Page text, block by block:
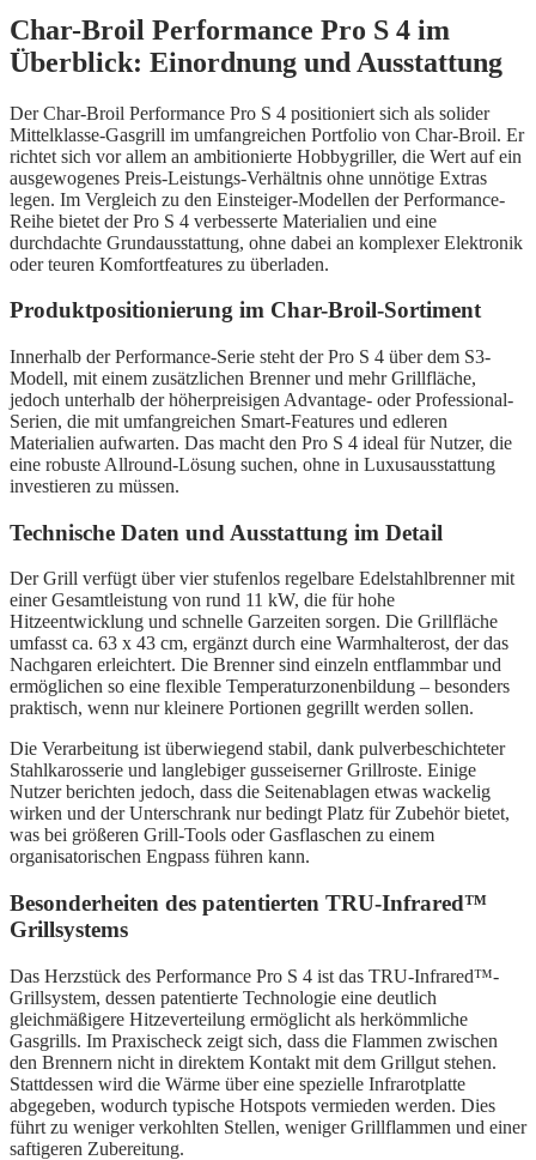
Char-Broil Performance Pro S 4 im
Überblick: Einordnung und Ausstattung
Der Char-Broil Performance Pro S 4 positioniert sich als solider
Mittelklasse-Gasgrill im umfangreichen Portfolio von Char-Broil. Er
richtet sich vor allem an ambitionierte Hobbygriller, die Wert auf ein
ausgewogenes Preis-Leistungs-Verhältnis ohne unnötige Extras
legen. Im Vergleich zu den Einsteiger-Modellen der Performance-
Reihe bietet der Pro S 4 verbesserte Materialien und eine
durchdachte Grundausstattung, ohne dabei an komplexer Elektronik
oder teuren Komfortfeatures zu überladen.
Produktpositionierung im Char-Broil-Sortiment
Innerhalb der Performance-Serie steht der Pro S 4 über dem S3-
Modell, mit einem zusätzlichen Brenner und mehr Grillfläche,
jedoch unterhalb der höherpreisigen Advantage- oder Professional-
Serien, die mit umfangreichen Smart-Features und edleren
Materialien aufwarten. Das macht den Pro S 4 ideal für Nutzer, die
eine robuste Allround-Lösung suchen, ohne in Luxusausstattung
investieren zu müssen.
Technische Daten und Ausstattung im Detail
Der Grill verfügt über vier stufenlos regelbare Edelstahlbrenner mit
einer Gesamtleistung von rund 11 kW, die für hohe
Hitzeentwicklung und schnelle Garzeiten sorgen. Die Grillfläche
umfasst ca. 63 x 43 cm, ergänzt durch eine Warmhalterost, der das
Nachgaren erleichtert. Die Brenner sind einzeln entflammbar und
ermöglichen so eine flexible Temperaturzonenbildung – besonders
praktisch, wenn nur kleinere Portionen gegrillt werden sollen.
Die Verarbeitung ist überwiegend stabil, dank pulverbeschichteter
Stahlkarosserie und langlebiger gusseiserner Grillroste. Einige
Nutzer berichten jedoch, dass die Seitenablagen etwas wackelig
wirken und der Unterschrank nur bedingt Platz für Zubehör bietet,
was bei größeren Grill-Tools oder Gasflaschen zu einem
organisatorischen Engpass führen kann.
Besonderheiten des patentierten TRU-Infrared™
Grillsystems
Das Herzstück des Performance Pro S 4 ist das TRU-Infrared™-
Grillsystem, dessen patentierte Technologie eine deutlich
gleichmäßigere Hitzeverteilung ermöglicht als herkömmliche
Gasgrills. Im Praxischeck zeigt sich, dass die Flammen zwischen
den Brennern nicht in direktem Kontakt mit dem Grillgut stehen.
Stattdessen wird die Wärme über eine spezielle Infrarotplatte
abgegeben, wodurch typische Hotspots vermieden werden. Dies
führt zu weniger verkohlten Stellen, weniger Grillflammen und einer
saftigeren Zubereitung.